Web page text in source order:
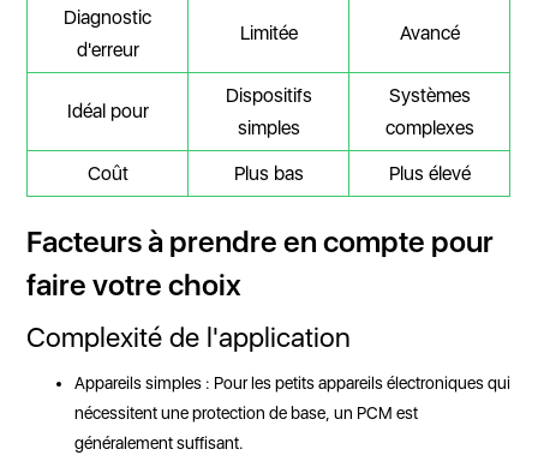
Diagnostic
d'erreur
Limitée Avancé
Idéal pour
Dispositifs
simples
Systèmes
complexes
Coût
Plus bas Plus élevé
Facteurs à prendre en compte pour
faire votre choix
Complexité de l'application
Appareils simples : Pour les petits appareils électroniques qui
nécessitent une protection de base, un PCM est
généralement suffisant.